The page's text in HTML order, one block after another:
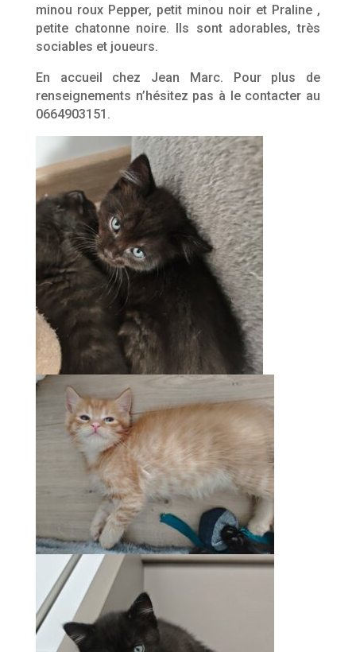
minou roux Pepper, petit minou noir et Praline ,
petite chatonne noire. Ils sont adorables, très
sociables et joueurs.
En accueil chez Jean Marc. Pour plus de
renseignements n’hésitez pas à le contacter au
0664903151.